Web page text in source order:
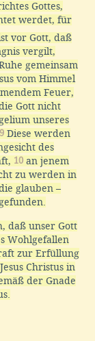
Gottes,
werdet, für
vor Gott, daß
vergilt,
gemeinsam
vom Himmel
Feuer,
Gott nicht
unseres
9 Diese werden
des
10 an jenem
zu werden in
glauben –
daß unser Gott
Wohlgefallen
zur Erfüllung
Christus in
der Gnade